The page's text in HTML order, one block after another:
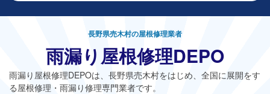
長野県売木村の屋根修理業者
雨漏り屋根修理DEPO
雨漏り屋根修理DEPOは、長野県売木村をはじめ、全国に展開をす
る屋根修理・雨漏り修理専門業者です。